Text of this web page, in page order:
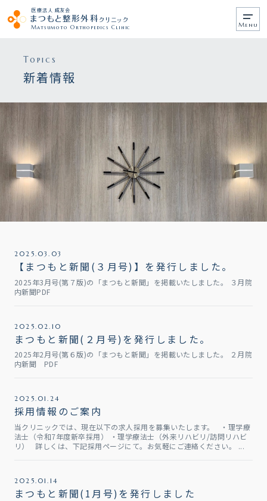
Topics
新着情報
医療法人 成友会
まつもと整形外科 クリニック
Matsumoto Orthopedics Clinic ニ
2025.03.03
【まつもと新聞(３月号)】を発行しました。
2025年3月号(第７版)の「まつもと新聞」を掲載いたしました。 ３月院
内新聞PDF
2025.02.10
まつもと新聞(２月号)を発行しました。
2025年2月号(第６版)の「まつもと新聞」を掲載いたしました。 ２月院
内新聞 PDF
2025.01.24
採用情報のご案内
当クリニックでは、現在以下の求人採用を募集いたします。 ・理学療
法士（令和7年度新卒採用） ・理学療法士（外来リハビリ/訪問リハビ
リ） 詳しくは、下記採用ページにて。お気軽にご連絡ください。 ...
2025.01.14
まつもと新聞(1月号)を発行しました